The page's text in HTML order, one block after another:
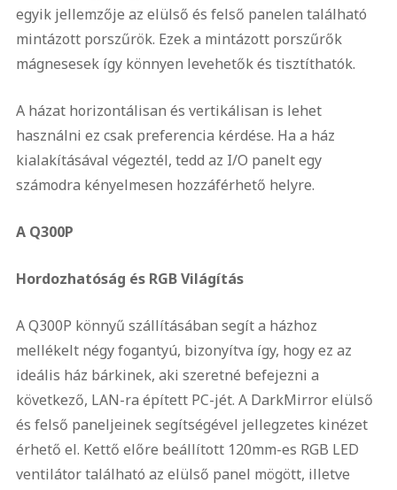
egyik jellemzője az elülső és felső panelen található
mintázott porszűrök. Ezek a mintázott porszűrők
mágnesesek így könnyen levehetők és tisztíthatók.
A házat horizontálisan és vertikálisan is lehet
használni ez csak preferencia kérdése. Ha a ház
kialakításával végeztél, tedd az I/O panelt egy
számodra kényelmesen hozzáférhető helyre.
A Q300P
Hordozhatóság és RGB Világítás
A Q300P könnyű szállításában segít a házhoz
mellékelt négy fogantyú, bizonyítva így, hogy ez az
ideális ház bárkinek, aki szeretné befejezni a
következő, LAN-ra épített PC-jét. A DarkMirror elülső
és felső paneljeinek segítségével jellegzetes kinézet
érhető el. Kettő előre beállított 120mm-es RGB LED
ventilátor található az elülső panel mögött, illetve